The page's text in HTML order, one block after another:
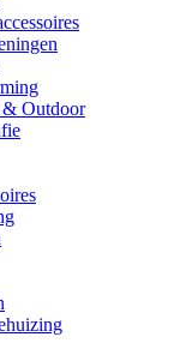
& Outdoor